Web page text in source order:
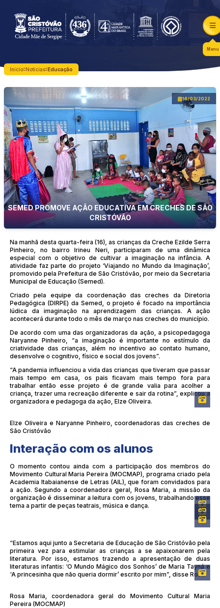
Menu
Início Notícias Educação
16/03/2022
SEMED PROMOVE AÇÃO EDUCATIVA EM CRECHES DE SÃO
CRISTÓVÃO
Na manhã desta quarta-feira (16), as crianças da Creche Ezilde Serra
Pinheiro, no bairro Irineu Neri, participaram de uma dinâmica
especial com o objetivo de cultivar a imaginação na infância. A
atividade faz parte do projeto ‘Viajando no Mundo da Imaginação’,
promovido pela Prefeitura de São Cristóvão, por meio da Secretaria
Municipal de Educação (Semed).
Criado pela equipe da coordenação das creches da Diretoria
Pedagógica (DIRPE) da Semed, o projeto é focado na importância
lúdica da imaginação na aprendizagem das crianças. A ação
acontecerá durante todo o mês de março nas creches do município.
De acordo com uma das organizadoras da ação, a psicopedagoga
Naryanne Pinheiro, “a imaginação é importante no estímulo da
criatividade das crianças, além no incentivo ao contato humano,
desenvolve o cognitivo, físico e social dos jovens”.
“A pandemia influenciou a vida das crianças que tiveram que passar
mais tempo em casa, os pais ficavam mais tempo fora para
trabalhar então esse projeto é de grande valia para acolher a
criança, trazer uma recreação diferente e sair da rotina”, explicou a
organizadora e pedagoga da ação, Elze Oliveira.
Elze Oliveira e Naryanne Pinheiro, coordenadoras das creches de
São Cristóvão
Interação com os alunos
O momento contou ainda com a participação dos membros do
Movimento Cultural Maria Pereira (MOCMAP), programa criado pela
Academia Itabaianense de Letras (AIL), que foram convidados para
a ação. Segundo a coordenadora geral, Rosa Maria, a missão da
organização é disseminar a leitura com os jovens, trabalhando esse
tema a partir de peças teatrais, música e dança.
“Estamos aqui junto a Secretaria de Educação de São Cristóvão pela
primeira vez para estimular as crianças a se apaixonarem pela
literatura. Por isso, estamos trazendo a apresentação de duas
literaturas infantis: ‘O Mundo Mágico dos Sonhos’ de Maria Tayná e
'A princesinha que não queria dormir’ escrito por mim”, disse Rosa.
Rosa Maria, coordenadora geral do Movimento Cultural Maria
Pereira (MOCMAP)